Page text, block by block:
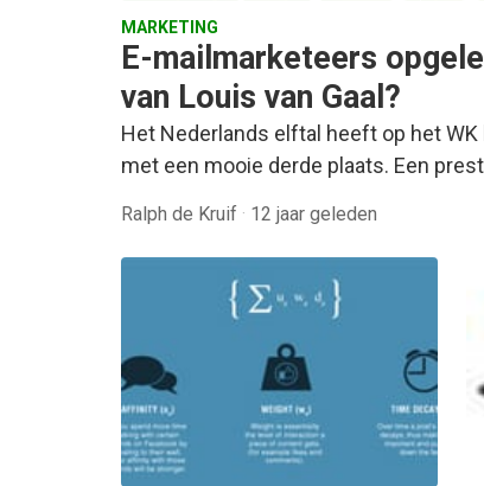
MARKETING
E-mailmarketeers
van Louis van Gaal?
Het Nederlands elftal heeft op het
met een mooie derde plaats. Een
Ralph de Kruif · 12 jaar geleden